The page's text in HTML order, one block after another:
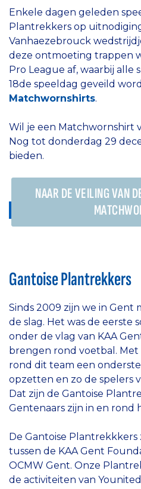
Enkele dagen geleden
Plantrekkers op
Vanhaezebrouck
deze ontmoeting trappen
Pro League af, waarbij alle
18de speeldag geveild
Matchwornshirts.
Wil je een Matchwornshirt
Nog tot donderdag 29
bieden.
NAAR DE VEILING VAN
Gantoise Plantrekkers
Sinds 2009 zijn we in Gent
de slag. Het was de eerste
onder de vlag van KAA
brengen rond voetbal.
rond dit team een
opzetten en zo de spelers
Dat zijn de Gantoise
Gentenaars zijn in en rond
De Gantoise
tussen de KAA Gent
OCMW Gent. Onze
de activiteiten van